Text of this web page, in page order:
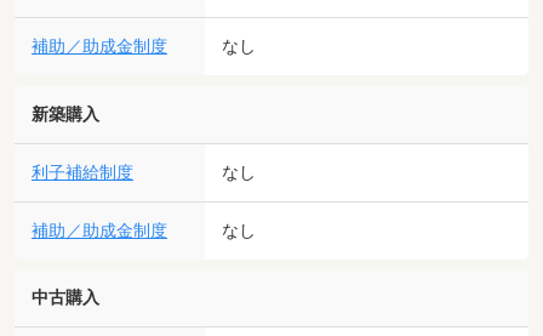
補助／助成金制度 なし
新築購入
利子補給制度 なし
補助／助成金制度 なし
中古購入